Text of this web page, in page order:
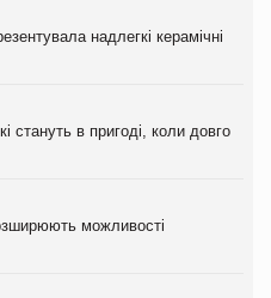
надлегкі керамічні
стануть в пригоді, коли довго
можливості